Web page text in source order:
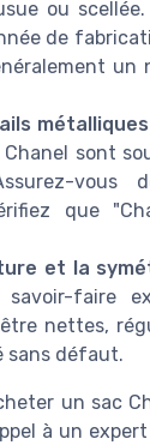
ou
de
un
sont
vous
que
et la
faire
nettes,
sans défaut.
un sac
à un